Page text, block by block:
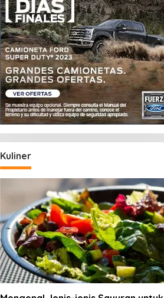
Kuliner